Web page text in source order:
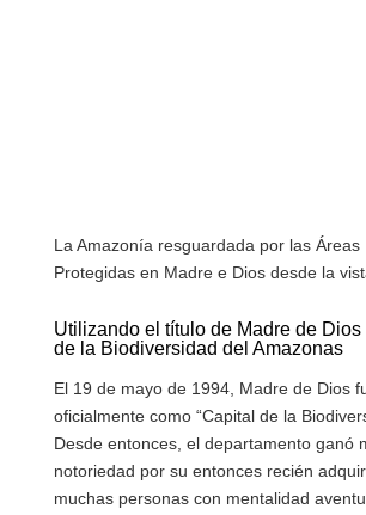
La Amazonía resguardada por las Áreas
Protegidas en Madre e Dios desde la
Utilizando el título de Madre de Dios
de la Biodiversidad del Amazonas
El 19 de mayo de 1994, Madre de Dios
oficialmente como “Capital de la
Desde entonces, el departamento ganó
notoriedad por su entonces recién
muchas personas con mentalidad